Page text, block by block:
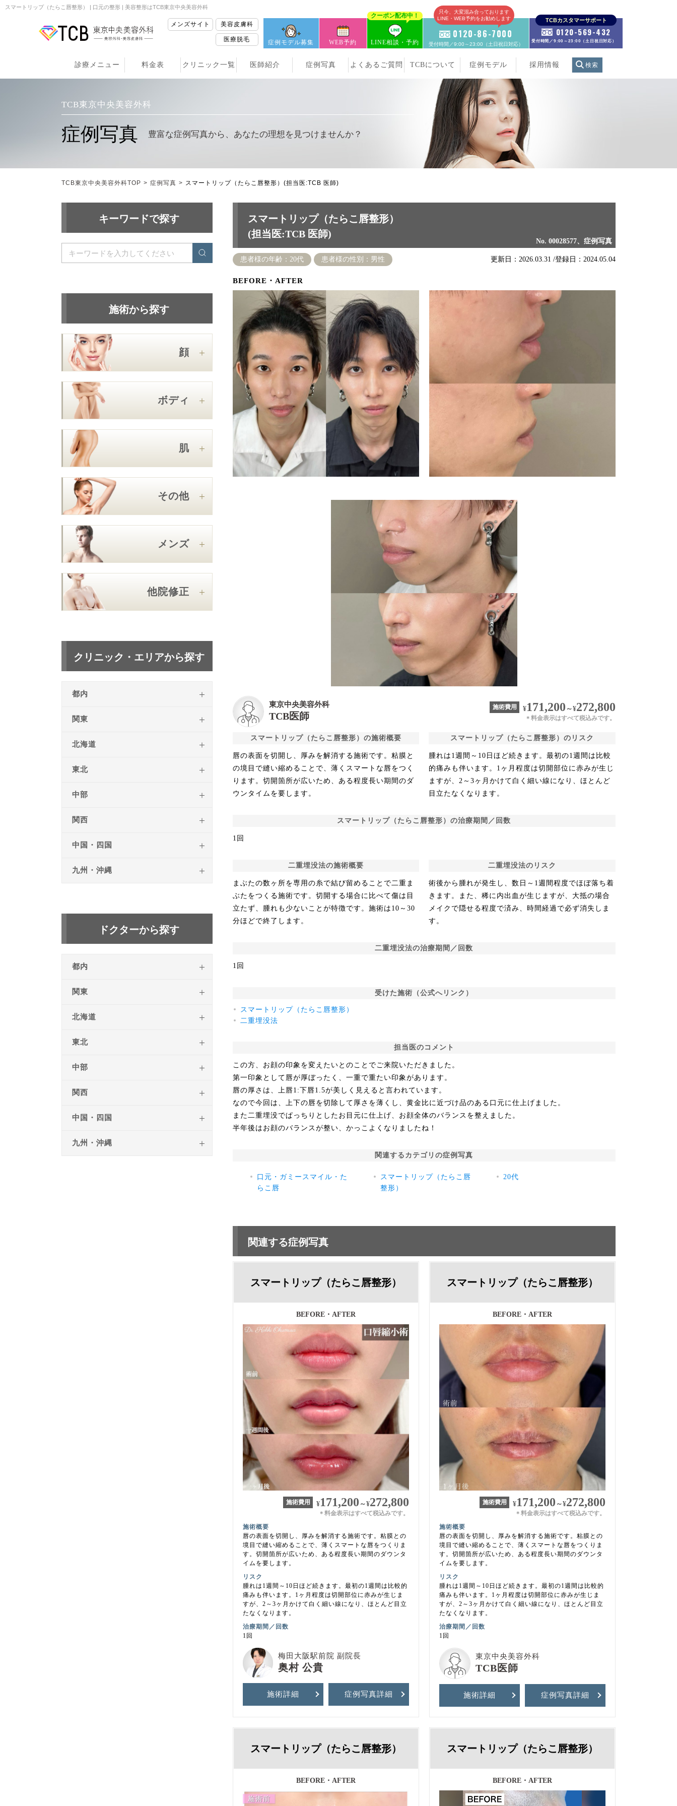
スマートリップ（たらこ唇整形） | 口元の整形 | 美容整形はTCB東京中央美容外科
メンズサイト 美容皮膚科
医療脱毛 症例モデル募集 WEB予約
クーポン配布中！
LINE相談・予約
只今、大変混み合っております
LINE・WEB予約をお勧めします
0120-86-7000
受付時間／9:00～23:00（土日祝日対応）
TCBカスタマーサポート
0120-569-432
受付時間／9:00～23:00（土日祝日対応）
診療メニュー 料金表 クリニック一覧 医師紹介 症例写真 よくあるご質問 TCBについて 症例モデル 採用情報 検索
TCB東京中央美容外科
症例写真 豊富な症例写真から、 あなたの理想を見つけませんか？
TCB東京中央美容外科TOP > 症例写真 > スマートリップ（たらこ唇整形） (担当医:TCB 医師)
キーワードで探す
施術から探す
顔
ボディ
肌
その他
メンズ
他院修正
クリニック・エリアから探す
都内
関東
北海道
東北
中部
関西
中国・四国
九州・沖縄
ドクターから探す
都内
関東
北海道
東北
中部
関西
中国・四国
九州・沖縄
スマートリップ（たらこ唇整形）
(担当医:TCB 医師)
No. 00028577、症例写真
患者様の年齢：20代 患者様の性別：男性 更新日：2026.03.31 /登録日：2024.05.04
BEFORE・AFTER
東京中央美容外科
TCB医師
施術費用 ¥171,200 ～¥272,800
＊ 料金表示はすべて税込みです。
スマートリップ（たらこ唇整形）の施術概要
唇の表面を切開し、厚みを解消する施術です。粘膜と
の境目で縫い縮めることで、薄くスマートな唇をつく
ります。切開箇所が広いため、ある程度長い期間のダ
ウンタイムを要します。
スマートリップ（たらこ唇整形）のリスク
腫れは1週間～10日ほど続きます。最初の1週間は比較
的痛みも伴います。1ヶ月程度は切開部位に赤みが生じ
ますが、2～3ヶ月かけて白く細い線になり、ほとんど
目立たなくなります。
スマートリップ（たらこ唇整形）の治療期間／回数
1回
二重埋没法の施術概要
まぶたの数ヶ所を専用の糸で結び留めることで二重ま
ぶたをつくる施術です。切開する場合に比べて傷は目
立たず、腫れも少ないことが特徴です。施術は10～30
分ほどで終了します。
二重埋没法のリスク
術後から腫れが発生し、数日～1週間程度でほぼ落ち着
きます。また、稀に内出血が生じますが、大抵の場合
メイクで隠せる程度で済み、時間経過で必ず消失しま
す。
二重埋没法の治療期間／回数
1回
受けた施術（公式へリンク）
スマートリップ（たらこ唇整形）
二重埋没法
担当医のコメント
この方、お顔の印象を変えたいとのことでご来院いただきました。
第一印象として唇が厚ぼったく、一重で重たい印象があります。
唇の厚さは、上唇1:下唇1.5が美しく見えると言われています。
なので今回は、上下の唇を切除して厚さを薄くし、黄金比に近づけ品のある口元に仕上げました。
また二重埋没でぱっちりとしたお目元に仕上げ、お顔全体のバランスを整えました。
半年後はお顔のバランスが整い、かっこよくなりましたね！
関連するカテゴリの症例写真
口元・ガミースマイル・た
らこ唇
スマートリップ（たらこ唇
整形）
20代
関連する症例写真
スマートリップ（たらこ唇整形）
BEFORE・AFTER
施術費用 ¥171,200 ～¥272,800
＊ 料金表示はすべて税込みです。
施術概要
唇の表面を切開し、厚みを解消する施術です。粘膜との
境目で縫い縮めることで、薄くスマートな唇をつくりま
す。切開箇所が広いため、ある程度長い期間のダウンタ
イムを要します。
リスク
腫れは1週間～10日ほど続きます。最初の1週間は比較的
痛みも伴います。1ヶ月程度は切開部位に赤みが生じま
すが、2～3ヶ月かけて白く細い線になり、ほとんど目立
たなくなります。
治療期間／回数
1回
梅田大阪駅前院 副院長
奥村 公貴
施術詳細 症例写真詳細
スマートリップ（たらこ唇整形）
BEFORE・AFTER
施術費用 ¥171,200 ～¥272,800
＊ 料金表示はすべて税込みです。
施術概要
唇の表面を切開し、厚みを解消する施術です。粘膜との
境目で縫い縮めることで、薄くスマートな唇をつくりま
す。切開箇所が広いため、ある程度長い期間のダウンタ
イムを要します。
リスク
腫れは1週間～10日ほど続きます。最初の1週間は比較的
痛みも伴います。1ヶ月程度は切開部位に赤みが生じま
すが、2～3ヶ月かけて白く細い線になり、ほとんど目立
たなくなります。
治療期間／回数
1回
東京中央美容外科
TCB医師
施術詳細 症例写真詳細
スマートリップ（たらこ唇整形） スマートリップ（たらこ唇整形）
BEFORE・AFTER